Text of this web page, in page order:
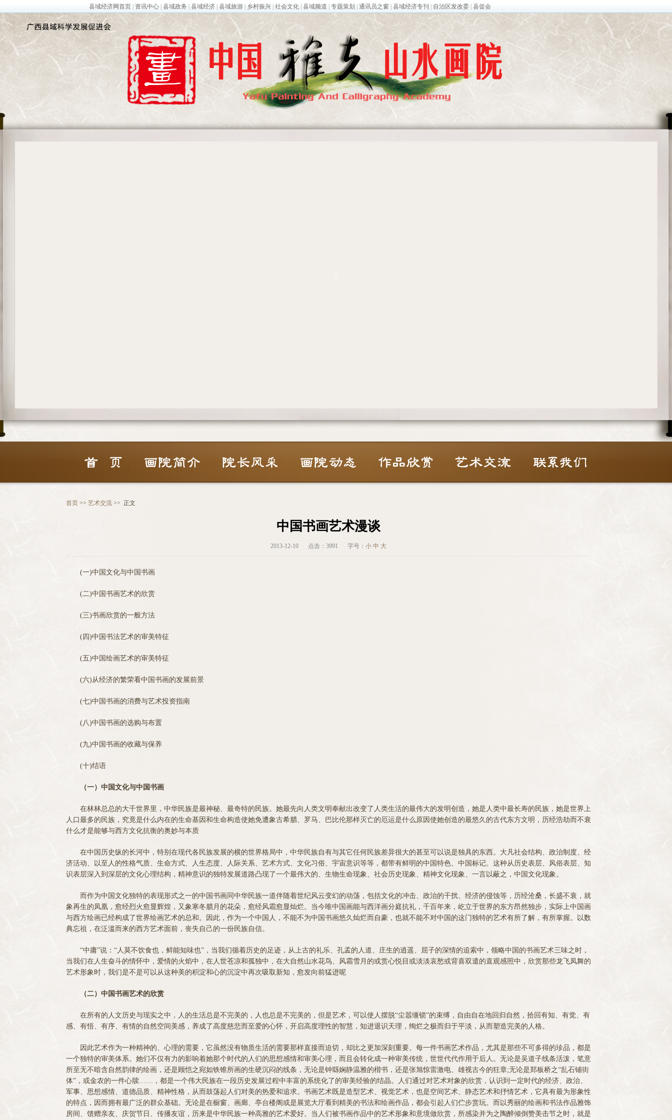
县域经济网首页 资讯中心 县域政务 县域经济 县域旅游 乡村振兴 社会文化 县域频道 专题策划 通讯员之窗 县域经济专刊 自治区发改委 县促会
首页 >> 艺术交流 >> 正文
中国书画艺术漫谈
2013-12-10 点击： 3991 字号： 小 中 大
(一)中国文化与中国书画
(二)中国书画艺术的欣赏
(三)书画欣赏的一般方法
(四)中国书法艺术的审美特征
(五)中国绘画艺术的审美特征
(六)从经济的繁荣看中国书画的发展前景
(七)中国书画的消费与艺术投资指南
(八)中国书画的选购与布置
(九)中国书画的收藏与保养
(十)结语
（一）中国文化与中国书画
在林林总总的大千世界里，中华民族是最神秘、最奇特的民族。她最先向人类文明奉献出改变了人类生活的最伟大的发明创造，她是人类中最长寿的民族，她是世界上
人口最多的民族，究竟是什么内在的生命基因和生命构造使她免遭象古希腊、罗马、巴比伦那样灭亡的厄运是什么原因使她创造的最悠久的古代东方文明，历经浩劫而不衰
什么才是能够与西方文化抗衡的奥妙与本质
在中国历史纵的长河中，特别在现代各民族发展的横的世界格局中，中华民族自有与其它任何民族差异很大的甚至可以说是独具的东西。大凡社会结构、政治制度、经
济活动、以至人的性格气质、生命方式、人生态度、人际关系、艺术方式、文化习俗、宇宙意识等等，都带有鲜明的中国特色、中国标记。这种从历史表层、风俗表层、知
识表层深入到深层的文化心理结构，精神意识的独特发展道路凸现了一个最伟大的、生物生命现象、社会历史现象、精神文化现象、一言以蔽之，中国文化现象。
而作为中国文化独特的表现形式之一的中国书画同中华民族一道伴随着世纪风云变幻的动荡，包括文化的冲击、政治的干扰、经济的侵蚀等，历经沧桑，长盛不衰，就
象再生的凤凰，愈经烈火愈显辉煌，又象寒冬腊月的花朵，愈经风霜愈显灿烂。当今唯中国画能与西洋画分庭抗礼，千百年来，屹立于世界的东方昂然独步，实际上中国画
与西方绘画已经构成了世界绘画艺术的总和。因此，作为一个中国人，不能不为中国书画悠久灿烂而自豪，也就不能不对中国的这门独特的艺术有所了解，有所掌握。以数
典忘祖，在泛滥而来的西方艺术面前，丧失自己的一份民族自信。
“中庸”说：“人莫不饮食也，鲜能知味也”，当我们循着历史的足迹，从上古的礼乐、孔孟的人道、庄生的逍遥、屈子的深情的追索中，领略中国的书画艺术三味之时，
当我们在人生奋斗的情怀中，爱情的火焰中，在人世苍凉和孤独中，在大自然山水花鸟、风霜雪月的或赏心悦目或淡淡哀愁或背喜双遣的直观感照中，欣赏那些龙飞凤舞的
艺术形象时，我们是不是可以从这种美的积淀和心的沉淀中再次吸取新知，愈发向前猛进呢
（二）中国书画艺术的欣赏
在所有的人文历史与现实之中，人的生活总是不完美的，人也总是不完美的，但是艺术，可以使人摆脱“尘嚣缰锁”的束缚，自由自在地回归自然，拾回有知、有觉、有
感、有悟、有序、有情的自然空间美感，养成了高度慈悲而至爱的心怀，开启高度理性的智慧，知进退识天理，绚烂之极而归于平淡，从而塑造完美的人格。
因此艺术作为一种精神的、心理的需要，它虽然没有物质生活的需要那样直接而迫切，却比之更加深刻重要。每一件书画艺术作品，尤其是那些不可多得的珍品，都是
一个独特的审美体系。她们不仅有力的影响着她那个时代的人们的思想感情和审美心理，而且会转化成一种审美传统，世世代代作用于后人。无论是吴道子线条活泼，笔意
所至无不暗含自然韵律的绘画，还是顾恺之宛如铁锥所画的生硬沉闷的线条，无论是钟繇娴静温雅的楷书，还是张旭惊雷激电、雄视古今的狂章;无论是郑板桥之“乱石铺街
体”，或金农的一件心牍……，都是一个伟大民族在一段历史发展过程中丰富的系统化了的审美经验的结晶。人们通过对艺术对象的欣赏，认识到一定时代的经济、政治、
军事、思想感情、道德品质、精神性格，从而鼓荡起人们对美的热爱和追求。书画艺术既是造型艺术、视觉艺术，也是空间艺术、静态艺术和抒情艺术，它具有最为形象性
的特点，因而拥有最广泛的群众基础。无论是在橱窗、画廊、亭台楼阁或是展览大厅看到精美的书法和绘画作品，都会引起人们伫步赏玩。而以秀丽的绘画和书法作品雅饰
房间、馈赠亲友、庆贺节日、传播友谊，历来是中华民族一种高雅的艺术爱好。当人们被书画作品中的艺术形象和意境做欣赏，所感染并为之陶醉倾倒赞美击节之时，就是